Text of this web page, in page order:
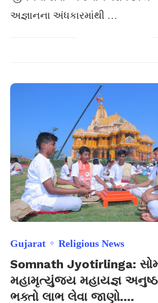
અજ્ઞાનના અંધકારમાંથી …
Gujarat Religious News
Somnath Jyotirlinga:
મહામૃત્યુંજય મહાયજ્ઞ
ભક્તો લાભ લેવા જાણો….